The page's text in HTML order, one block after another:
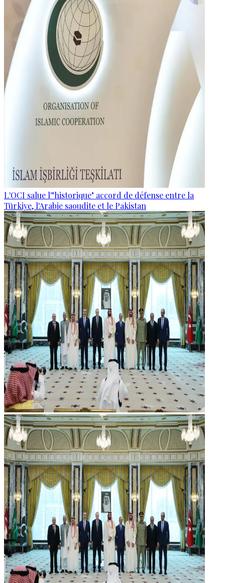
L'OCI salue l'"historique" accord de défense entre la
Türkiye, l'Arabie saoudite et le Pakistan